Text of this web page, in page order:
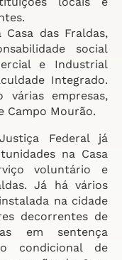
das Fraldas,
social
e Industrial
Integrado.
várias empresas,
Campo Mourão.
Federal já
na Casa
voluntário e
Já há vários
na cidade
decorrentes de
em sentença
condicional de